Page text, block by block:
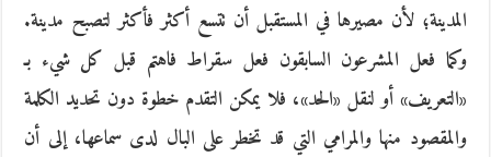
المدينة؛ لأن مصيرها في المستقبل أن تتسع أكثر فأكثر لتصبح مدينة.
وكما فعل المشرعون السابقون فعل سقراط فاهتم قبل كل شيء بـ
«التعريف» أو لنقل «الحد»، فلا يمكن التقدم خطوة دون تحديد الكلمة
والمقصود منها والمرامي التي قد تخطر على البال لدى سماعها، إلى أن